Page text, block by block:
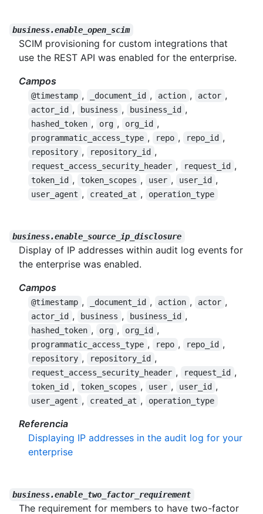
business.enable_open_scim
SCIM provisioning for custom integrations that
use the REST API was enabled for the enterprise.
Campos
@timestamp , _document_id , action , actor ,
actor_id , business , business_id ,
hashed_token , org , org_id ,
programmatic_access_type , repo , repo_id ,
repository , repository_id ,
request_access_security_header , request_id ,
token_id , token_scopes , user , user_id ,
user_agent , created_at , operation_type
business.enable_source_ip_disclosure
Display of IP addresses within audit log events for
the enterprise was enabled.
Campos
@timestamp , _document_id , action , actor ,
actor_id , business , business_id ,
hashed_token , org , org_id ,
programmatic_access_type , repo , repo_id ,
repository , repository_id ,
request_access_security_header , request_id ,
token_id , token_scopes , user , user_id ,
user_agent , created_at , operation_type
Referencia
Displaying IP addresses in the audit log for your
enterprise
business.enable_two_factor_requirement
The requirement for members to have two-factor